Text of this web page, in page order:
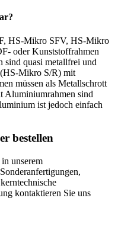
HS-Mikro SFV, HS-Mikro
oder Kunststoffrahmen
sind quasi metallfrei und
(HS-Mikro S/R) mit
müssen als Metallschrott
Aluminiumrahmen sind
ist jedoch einfach
bestellen
unserem
kontaktieren Sie uns